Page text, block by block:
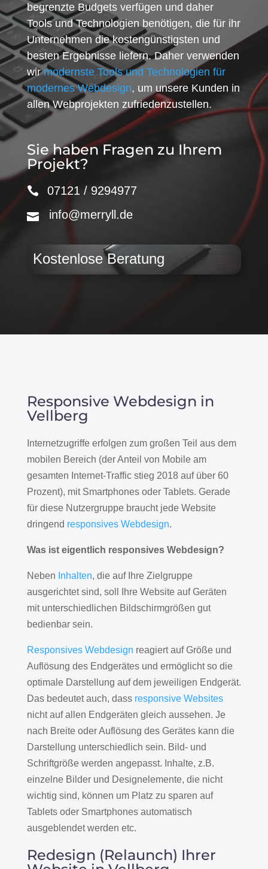
begrenzte Budgets verfügen und daher
Tools und Technologien benötigen, die für ihr
Unternehmen die kostengünstigsten und
besten Ergebnisse liefern. Daher verwenden
wirmodernste Tools und Technologien für
modernes Webdesign, um unsere Kunden in
allen Webprojekten zufriedenzustellen.
Sie haben Fragen zu Ihrem
Projekt?
07121 / 9294977
info@merryll.de
Kostenlose Beratung
Responsive Webdesign in
Vellberg
Internetzugriffe erfolgen zum großen Teil aus dem
mobilen Bereich (der Anteil von Mobile am
gesamten Internet-Traffic stieg 2018 auf über 60
Prozent), mit Smartphones oder Tablets. Gerade
für diese Nutzergruppe braucht jede Website
dringend responsives Webdesign.
Was ist eigentlich responsives Webdesign?
Neben Inhalten, die auf Ihre Zielgruppe
ausgerichtet sind, soll Ihre Website auf Geräten
mit unterschiedlichen Bildschirmgrößen gut
bedienbar sein.
Responsives Webdesign reagiert auf Größe und
Auflösung des Endgerätes und ermöglicht so die
optimale Darstellung auf dem jeweiligen Endgerät.
Das bedeutet auch, dass responsive Websites
nicht auf allen Endgeräten gleich aussehen. Je
nach Breite oder Auflösung des Gerätes kann die
Darstellung unterschiedlich sein. Bild- und
Schriftgröße werden angepasst. Inhalte, z.B.
einzelne Bilder und Designelemente, die nicht
wichtig sind, können um Platz zu sparen auf
Tablets oder Smartphones automatisch
ausgeblendet werden etc.
Redesign (Relaunch) Ihrer